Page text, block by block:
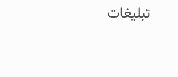
تبلیغات